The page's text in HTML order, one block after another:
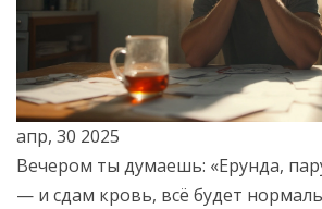
апр, 30 2025
Вечером ты думаешь: «Ерунда,
— и сдам кровь, всё будет